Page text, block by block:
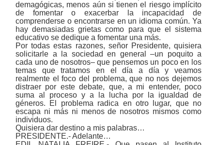
demagógicas, menos aún si tienen el riesgo implícito
de fomentar o exacerbar la incapacidad de
comprenderse o encontrarse en un idioma común. Ya
hay demasiadas grietas como para que el sistema
educativo se dedique a fomentar una más.
Por todas estas razones, señor Presidente, quisiera
solicitarle a la sociedad en general ‒un poquito a
cada uno de nosotros‒ que pensemos un poco en los
temas que tratamos en el día a día y veamos
realmente el foco del problema, que no nos dejemos
distraer por este debate, que, a mi entender, poco
suma al proceso y a la lucha por la igualdad de
géneros. El problema radica en otro lugar, que no
escapa ni más ni menos de nosotros mismos como
individuos.
Quisiera dar destino a mis palabras…
PRESIDENTE.- Adelante…